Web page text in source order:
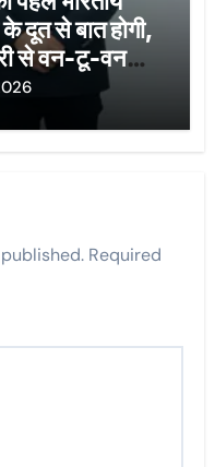
दूत से बात होगी,
से वन-टू-वन
Required